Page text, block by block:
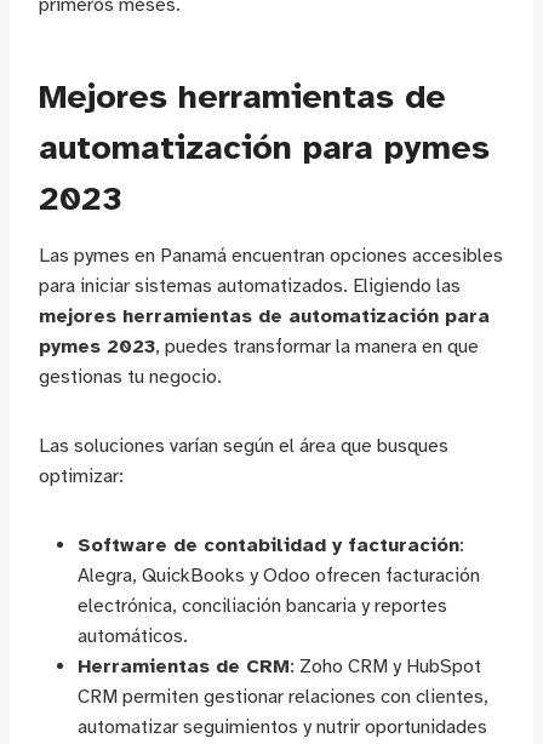
primeros meses.
Mejores herramientas de
automatización para pymes
2023
Las pymes en Panamá encuentran opciones accesibles
para iniciar sistemas automatizados. Eligiendo las
mejores herramientas de automatización para
pymes 2023, puedes transformar la manera en que
gestionas tu negocio.
Las soluciones varían según el área que busques
optimizar:
Software de contabilidad y facturación:
Alegra, QuickBooks y Odoo ofrecen facturación
electrónica, conciliación bancaria y reportes
automáticos.
Herramientas de CRM: Zoho CRM y HubSpot
CRM permiten gestionar relaciones con clientes,
automatizar seguimientos y nutrir oportunidades